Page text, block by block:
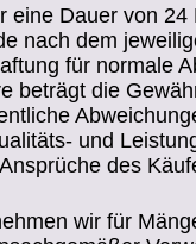
eine Dauer von
nach dem
für normale
beträgt die
und
des
wir für